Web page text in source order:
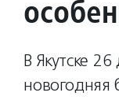
В Якутске
новогодняя